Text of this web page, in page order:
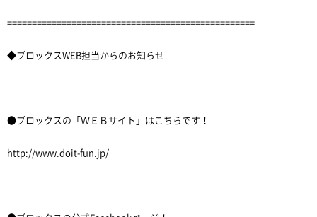
==================================================
◆ブロックスWEB担当からのお知らせ
●ブロックスの「ＷＥＢサイト」はこちらです！
http://www.doit-fun.jp/